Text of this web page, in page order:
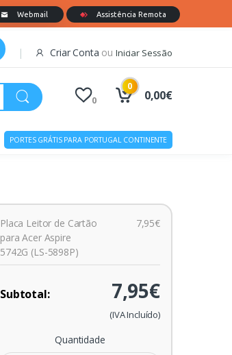
Criar Conta ouIniciar Sessão
0
0
0,00€
PORTES GRÁTIS PARA PORTUGAL CONTINENTE
Placa Leitor de Cartão
para Acer Aspire
5742G (LS-5898P)
7,95€
Subtotal: 7,95€
(IVA Incluído)
Quantidade